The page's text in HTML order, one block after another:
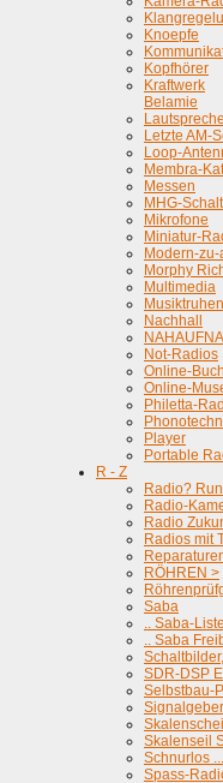
Knoepfe
Kopfhörer
Kraftwerk
Belamie
Letzte AM-
Loop-
Membra-
Messen
MHG-
Mikrofone
Miniatur-
Modern-
Morphy
Multimedia
Musiktruhen
Nachhall
Not-Radios
Online-Buch
Online-
Philetta-
Player
Portable
R - Z
Radio?
Radio-
Radio
Radios mit
RÖHREN >
Saba
.. Saba-Liste
.. Saba
SDR-DSP
Selbstbau-
Signalgeber
Skalenseil
Schnurlos ...
Spass-